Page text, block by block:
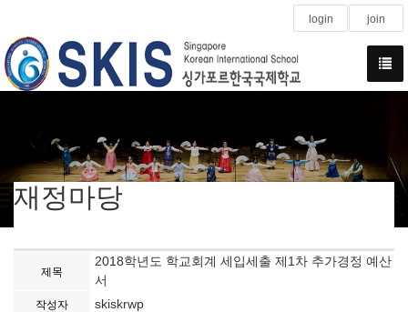
login join
재정마당
제목
2018학년도 학교회계 세입세출 제1차 추가경정 예산
서
작성자 skiskrwp